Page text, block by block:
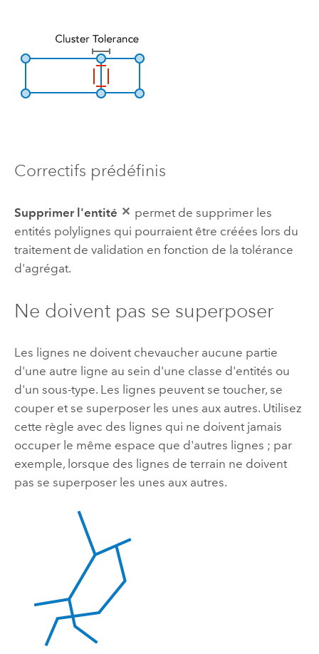
Correctifs prédéfinis
Supprimer l'entité
permet de supprimer les
entités polylignes qui pourraient être créées lors du
traitement de validation en fonction de la tolérance
d'agrégat.
Ne doivent pas se superposer
Les lignes ne doivent chevaucher aucune partie
d'une autre ligne au sein d'une classe d'entités ou
d'un sous-type. Les lignes peuvent se toucher, se
couper et se superposer les unes aux autres. Utilisez
cette règle avec des lignes qui ne doivent jamais
occuper le même espace que d'autres lignes ; par
exemple, lorsque des lignes de terrain ne doivent
pas se superposer les unes aux autres.